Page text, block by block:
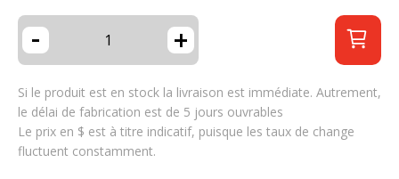
- +
Si le produit est en stock la livraison est immédiate. Autrement,
le délai de fabrication est de 5 jours ouvrables
Le prix en $ est à titre indicatif, puisque les taux de change
fluctuent constamment.